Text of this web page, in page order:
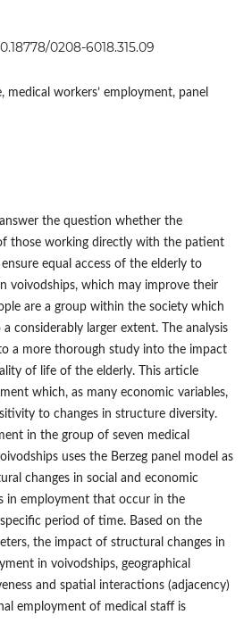
0208-6018.315.09
medical workers’ employment, panel
the question whether the
those working directly with the patient
equal access of the elderly to
voivodships, which may improve their
are a group within the society which
a considerably larger extent. The analysis
a more thorough study into the impact
of life of the elderly. This article
which, as many economic variables,
to changes in structure diversity.
in the group of seven medical
uses the Berzeg panel model as
changes in social and economic
in employment that occur in the
period of time. Based on the
the impact of structural changes in
in voivodships, geographical
and spatial interactions (adjacency)
employment of medical staff is